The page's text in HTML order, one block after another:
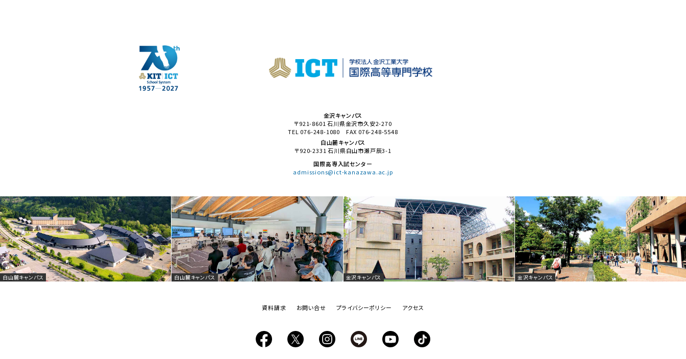
金沢キャンパス
〒921-8601 石川県金沢市久安2-270
TEL 076-248-1080 FAX 076-248-5548
白山麓キャンパス
〒920-2331 石川県白山市瀬戸辰3-1
国際高専入試センター
admissions@ict-kanazawa.ac.jp
白山麓キャンパス 白山麓キャンパス 金沢キャンパス 金沢キャンパス
資料請求 お問い合せ プライバシーポリシー アクセス